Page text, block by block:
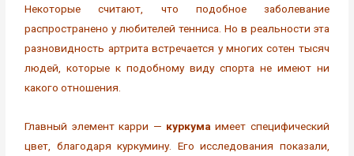
Некоторые считают, что подобное заболевание
распространено у любителей тенниса. Но в реальности эта
разновидность артрита встречается у многих сотен тысяч
людей, которые к подобному виду спорта не имеют ни
какого отношения.
Главный элемент карри — куркумаимеет специфический
цвет, благодаря куркумину. Его исследования показали,